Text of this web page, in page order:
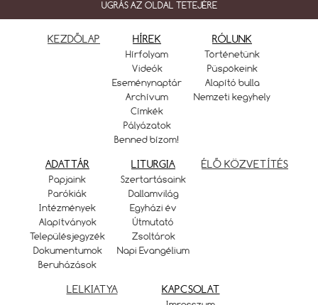
UGRÁS AZ OLDAL TETEJÉRE
KEZDŐLAP HÍREK
Hírfolyam
Videók
Eseménynaptár
Archívum
Címkék
Pályázatok
Benned bízom!
RÓLUNK
Történetünk
Püspökeink
Alapító bulla
Nemzeti kegyhely
ADATTÁR
Papjaink
Parókiák
Intézmények
Alapítványok
Településjegyzék
Dokumentumok
Beruházások
LITURGIA
Szertartásaink
Dallamvilág
Egyházi év
Útmutató
Zsoltárok
Napi Evangélium
ÉLŐ KÖZVETÍTÉS
LELKIATYA KAPCSOLAT